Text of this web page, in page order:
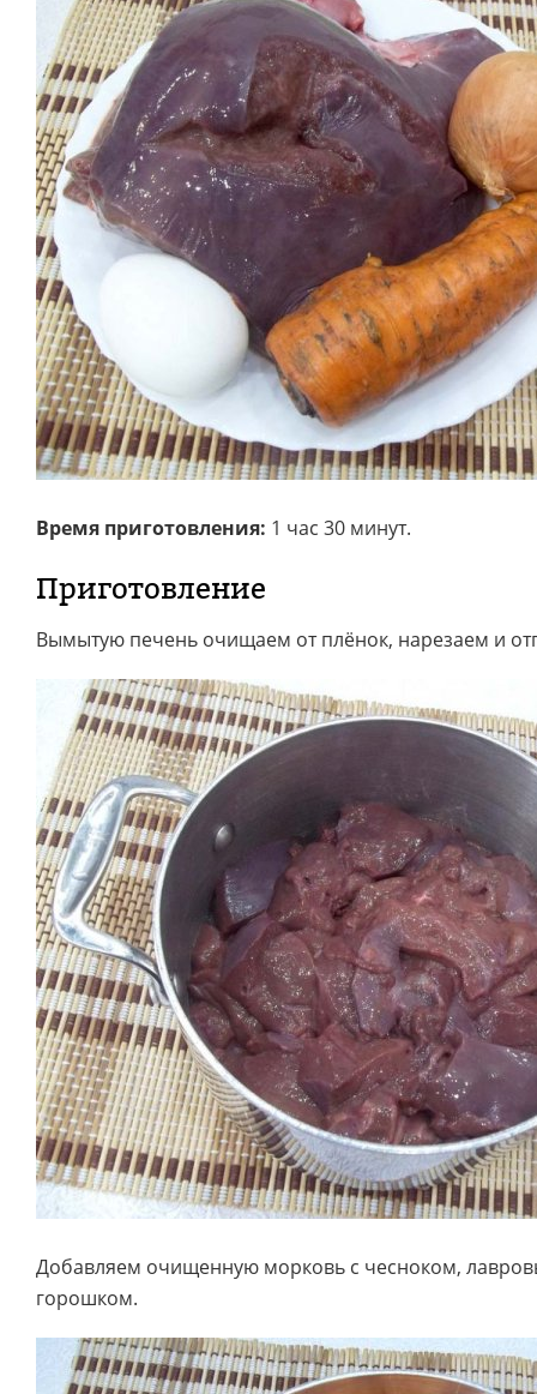
Время приготовления: 1 час 30 минут.
Приготовление
Вымытую печень очищаем от плёнок, нарезаем и
Добавляем очищенную морковь с чесноком,
горошком.